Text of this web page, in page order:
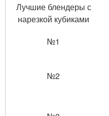
Лучшие блендеры с
нарезкой кубиками
№1
№2